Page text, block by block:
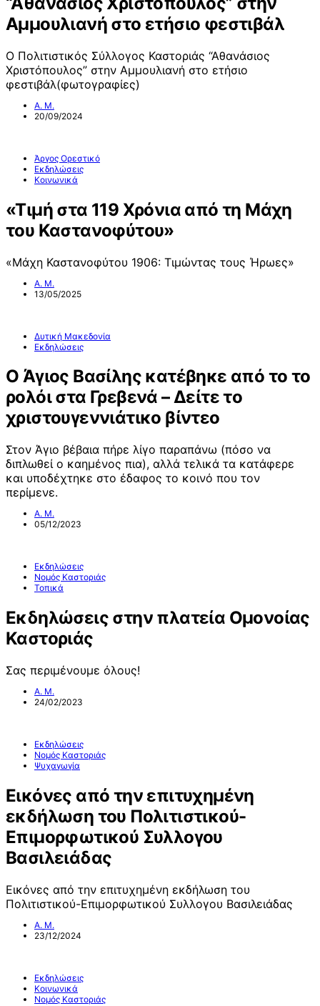
Αμμουλιανή στο ετήσιο φεστιβάλ
Ο Πολιτιστικός Σύλλογος Καστοριάς “Αθανάσιος
Χριστόπουλος” στην Αμμουλιανή στο ετήσιο
φεστιβάλ(φωτογραφίες)
Α. Μ.
20/09/2024
Άργος Ορεστικό
Εκδηλώσεις
Κοινωνικά
«Τιμή στα 119 Χρόνια από τη Μάχη
του Καστανοφύτου»
«Μάχη Καστανοφύτου 1906: Τιμώντας τους Ήρωες»
Α. Μ.
13/05/2025
Δυτική Μακεδονία
Εκδηλώσεις
Ο Άγιος Βασίλης κατέβηκε από το το
ρολόι στα Γρεβενά – Δείτε το
χριστουγεννιάτικο βίντεο
Στον Άγιο βέβαια πήρε λίγο παραπάνω (πόσο να
διπλωθεί ο καημένος πια), αλλά τελικά τα κατάφερε
και υποδέχτηκε στο έδαφος το κοινό που τον
περίμενε.
Α. Μ.
05/12/2023
Εκδηλώσεις
Νομός Καστοριάς
Τοπικά
Εκδηλώσεις στην πλατεία Ομονοίας
Καστοριάς
Σας περιμένουμε όλους!
Α. Μ.
24/02/2023
Εκδηλώσεις
Νομός Καστοριάς
Ψυχαγωγία
Εικόνες από την επιτυχημένη
εκδήλωση του Πολιτιστικού-
Επιμορφωτικού Συλλογου
Βασιλειάδας
Εικόνες από την επιτυχημένη εκδήλωση του
Πολιτιστικού-Επιμορφωτικού Συλλογου Βασιλειάδας
Α. Μ.
23/12/2024
Εκδηλώσεις
Κοινωνικά
Νομός Καστοριάς